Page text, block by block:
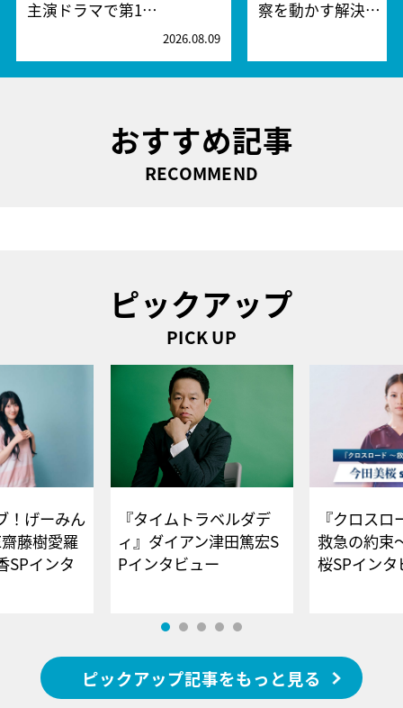
主演ドラマで第1…
2026.08.09
察を動かす解決…
おすすめ記事
RECOMMEND
ピックアップ
PICK UP
！げーみん
藤樹愛羅
SPインタ
『タイムトラベルダデ
ィ』ダイアン津田篤宏S
Pインタビュー
『クロス
救急の約束
桜SPイ
ピックアップ記事をもっと見る